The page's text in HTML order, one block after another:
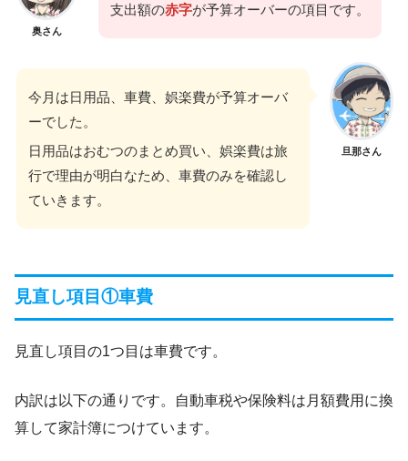
奥さん
支出額の赤字が予算オーバーの項目です。
旦那さん
今月は日用品、車費、娯楽費が予算オーバ
ーでした。
日用品はおむつのまとめ買い、娯楽費は旅
行で理由が明白なため、車費のみを確認し
ていきます。
見直し項目①車費
見直し項目の1つ目は車費です。
内訳は以下の通りです。自動車税や保険料は月額費用に換
算して家計簿につけています。